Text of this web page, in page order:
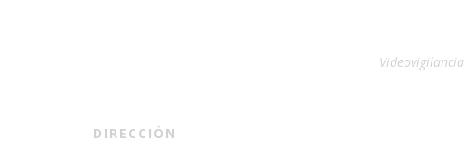
Videovigilancia
DIRECCIÓN